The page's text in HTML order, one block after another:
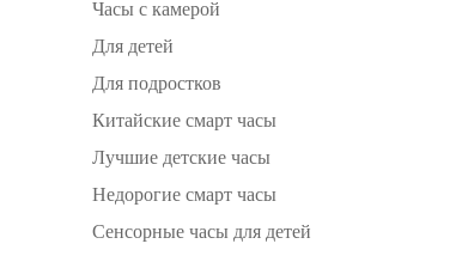
Часы с камерой
Для детей
Для подростков
Китайские смарт часы
Лучшие детские часы
Недорогие смарт часы
Сенсорные часы для детей